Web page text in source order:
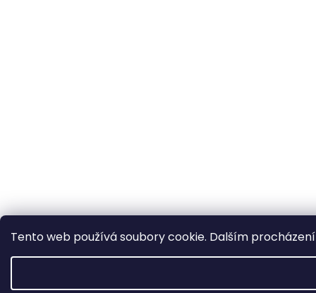
Tento web používá soubory cookie. Dalším